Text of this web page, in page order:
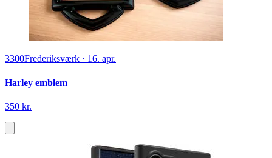
3300Frederiksværk · 16. apr.
Harley emblem
350 kr.